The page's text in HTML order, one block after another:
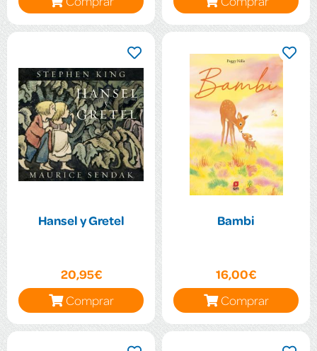
Hansel y Gretel
20,95€
Comprar
Bambi
16,00€
Comprar